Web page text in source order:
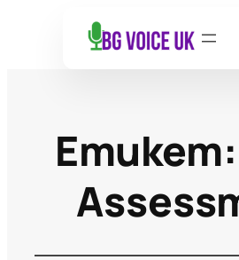
Етикет: